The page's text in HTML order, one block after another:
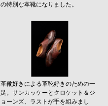
の特別な革靴になりました。
革靴好きによる革靴好きのための一
足。サンカッケーとクロケット＆ジ
ョーンズ、ラストが手を組みまし